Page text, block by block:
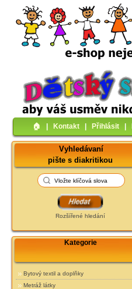
🏠︎ Kontakt Přihlásit
Vyhledávaní
pište s diakritikou
Rozšířené hledání
Kategorie
Bytový textil a doplňky
Metráž látky